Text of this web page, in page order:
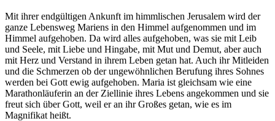
Mit ihrer endgültigen Ankunft im himmlischen Jerusalem wird der
ganze Lebensweg Mariens in den Himmel aufgenommen und im
Himmel aufgehoben. Da wird alles aufgehoben, was sie mit Leib
und Seele, mit Liebe und Hingabe, mit Mut und Demut, aber auch
mit Herz und Verstand in ihrem Leben getan hat. Auch ihr Mitleiden
und die Schmerzen ob der ungewöhnlichen Berufung ihres Sohnes
werden bei Gott ewig aufgehoben. Maria ist gleichsam wie eine
Marathonläuferin an der Ziellinie ihres Lebens angekommen und sie
freut sich über Gott, weil er an ihr Großes getan, wie es im
Magnifikat heißt.